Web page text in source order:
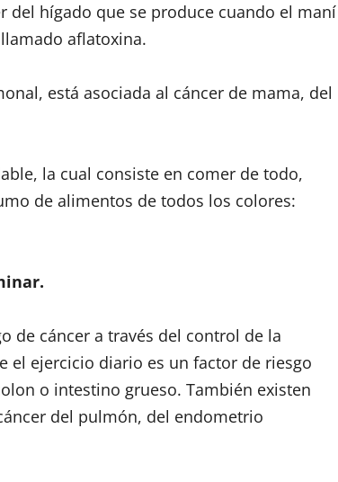
del hígado que se produce cuando el maní
aflatoxina.
está asociada al cáncer de mama, del
la cual consiste en comer de todo,
de alimentos de todos los colores:
de cáncer a través del control de la
el ejercicio diario es un factor de riesgo
o intestino grueso. También existen
del pulmón, del endometrio